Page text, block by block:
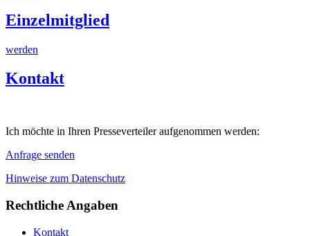
Einzelmitglied
werden
Kontakt
Ich möchte in Ihren Presseverteiler aufgenommen werden:
Anfrage senden
Hinweise zum Datenschutz
Rechtliche Angaben
Kontakt